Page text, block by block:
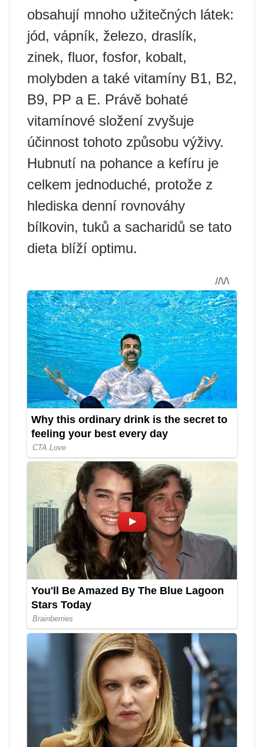
obsahují mnoho užitečných látek:
jód, vápník, železo, draslík,
zinek, fluor, fosfor, kobalt,
molybden a také vitamíny B1, B2,
B9, PP a E. Právě bohaté
vitamínové složení zvyšuje
účinnost tohoto způsobu výživy.
Hubnutí na pohance a kefíru je
celkem jednoduché, protože z
hlediska denní rovnováhy
bílkovin, tuků a sacharidů se tato
dieta blíží optimu.